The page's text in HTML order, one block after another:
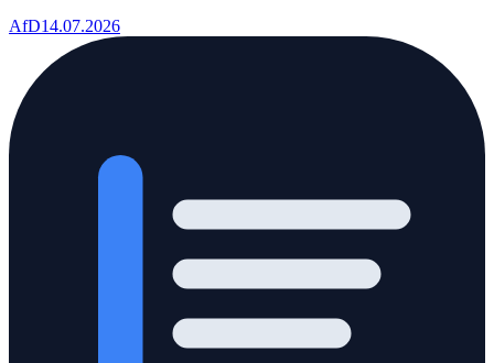
AfD14.07.2026